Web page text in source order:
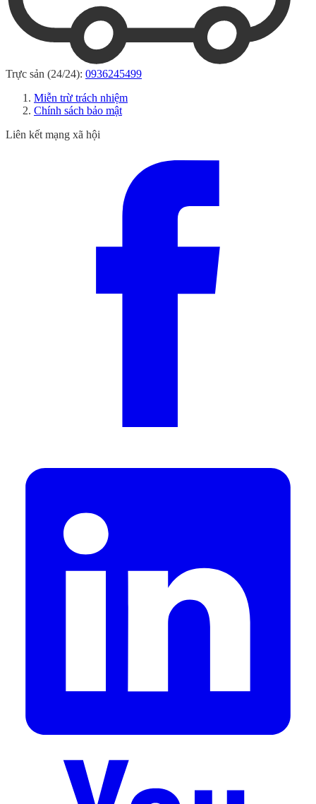
Trực sản (24/24): 0936245499
Miễn trừ trách nhiệm
Chính sách bảo mật
Liên kết mạng xã hội